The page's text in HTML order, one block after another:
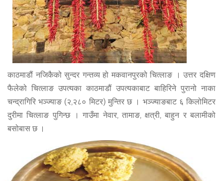
काठमाडौं नजिकैको सुन्दर गन्तव्य हो मकवानपुरको चित्लाङ । उत्तर दक्षिण
फैलेको चित्लाङ उपत्यका काठमाडौं उपत्यकाबाट बाहिरिने पुरानो नाका
चन्द्रागिरि भञ्ज्याङ (२,२८० मिटर) मुन्तिर छ । भञ्ज्याङबाट ६ किलोमिटर
दुरीमा चित्लाङ पुगिन्छ । गाउँमा नेवार, तामाङ, क्षत्री, बाहुन र बलामीको
बसोबास छ ।